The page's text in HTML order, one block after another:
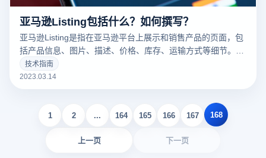
亚马逊Listing包括什么？如何撰写？
亚马逊Listing是指在亚马逊平台上展示和销售产品的页面，包
括产品信息、图片、描述、价格、库存、运输方式等细节。一
个好的亚马逊Listing可以吸引更多的潜在买家，增加销量。以
下云登录指纹浏览器关于亚马逊Listing包括什么？如何撰写？
技术指南
2023.03.14
上一页
1 2 ... 164 165 166 167 168
下一页